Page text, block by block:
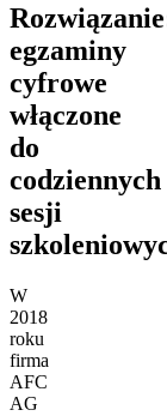
egzaminy
cyfrowe
włączone
do
codziennych
sesji
W
2018
roku
firma
AFC
AG